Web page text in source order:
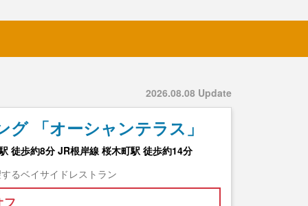
2026.08.08 Update
「オーシャンテラス」
徒歩約8分 JR根岸線 桜木町駅 徒歩約14分
るベイサイドレストラン
フ